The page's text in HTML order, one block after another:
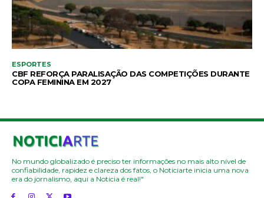
ESPORTES
CBF REFORÇA PARALISAÇÃO DAS COMPETIÇÕES DURANTE
COPA FEMININA EM 2027
No mundo globalizado é preciso ter informações no mais alto nível de
confiabilidade, rapidez e clareza dos fatos, o Noticiarte inicia uma nova
era do jornalismo, aqui a Noticia é real!"